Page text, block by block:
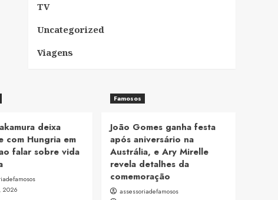
TV
Uncategorized
Viagens
deixa
com Hungria em
falar sobre vida
2026
Famosos
João Gomes ganha festa
após aniversário na
Austrália, e Ary Mirelle
revela detalhes da
comemoração
assessoriadefamosos